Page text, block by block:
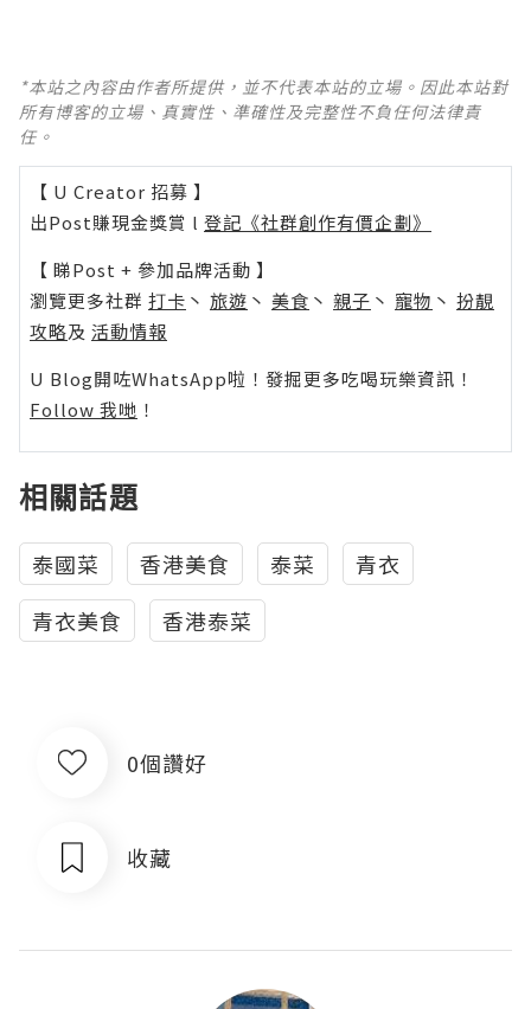
*本站之內容由作者所提供，並不代表本站的立場。因此本站對
所有博客的立場、真實性、準確性及完整性不負任何法律責
任。
【 U Creator 招募 】
出Post賺現金獎賞 l 登記《社群創作有價企劃》
【 睇Post + 參加品牌活動 】
瀏覽更多社群 打卡 丶 旅遊 丶 美食 丶 親子 丶 寵物 丶 扮靚
攻略及 活動情報
U Blog開咗WhatsApp啦！發掘更多吃喝玩樂資訊！
Follow 我哋 ！
相關話題
泰國菜 香港美食 泰菜
青衣
青衣美食
香港泰菜
0個讚好
收藏